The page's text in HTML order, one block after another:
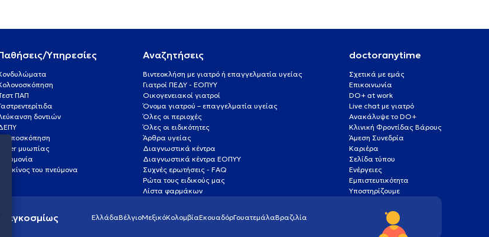
Υπηρεσίες
ΠΑΠ
δοντιών
Laser μυωπίας
Πνευμονία
Καρκίνος του πνεύμονα
Αναζητήσεις
Βιντεοκλήση με γιατρό ή επαγγελματία υγείας
Γιατροί ΠΕΔΥ - ΕΟΠΥΥ
Οικογενειακοί γιατροί
Όνομα γιατρού – επαγγελματία υγείας
Όλες οι περιοχές
Όλες οι ειδικότητες
Άρθρα υγείας
Διαγνωστικά κέντρα
Διαγνωστικά κέντρα ΕΟΠΥΥ
Συχνές ερωτήσεις - FAQ
Ρώτα τους ειδικούς μας
Λίστα φαρμάκων
doctoranytime
Σχετικά με εμάς
Επικοινωνία
DO+ at work
Live chat με γιατρό
Ανακάλυψε το DO+
Κλινική Φροντίδας Βάρους
Άμεση Συνεδρία
Καριέρα
Σελίδα τύπου
Ενέργειες
Εμπιστευτικότητα
Υποστηρίζουμε
ΕλλάδαΒέλγιοΜεξικόΚολομβίαΕκουαδόρΓουατεμάλαΒραζιλία